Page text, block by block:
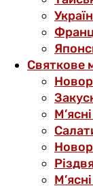
Святкове